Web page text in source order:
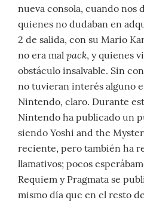
nueva consola, cuando nos
quienes no dudaban en
2 de salida, con su Mario
no era mal pack, y quienes
obstáculo insalvable. Sin
no tuvieran interés alguno
Nintendo, claro. Durante
Nintendo ha publicado un
siendo Yoshi and the
reciente, pero también ha
llamativos; pocos
Requiem y Pragmata se
mismo día que en el resto